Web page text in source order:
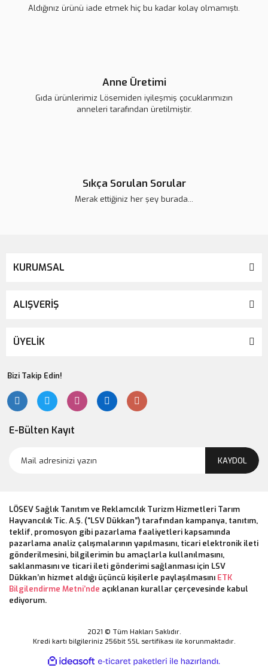
Aldığınız ürünü iade etmek hiç bu kadar kolay olmamıştı.
Anne Üretimi
Gıda ürünlerimiz Lösemiden iyileşmiş çocuklarımızın
anneleri tarafından üretilmiştir.
Sıkça Sorulan Sorular
Merak ettiğiniz her şey burada...
KURUMSAL
ALIŞVERİŞ
ÜYELİK
Bizi Takip Edin!
E-Bülten Kayıt
KAYDOL
LÖSEV Sağlık Tanıtım ve Reklamcılık Turizm Hizmetleri Tarım
Hayvancılık Tic. A.Ş. (“LSV Dükkan”) tarafından kampanya, tanıtım,
teklif, promosyon gibi pazarlama faaliyetleri kapsamında
pazarlama analiz çalışmalarının yapılmasını, ticari elektronik ileti
gönderilmesini, bilgilerimin bu amaçlarla kullanılmasını,
saklanmasını ve ticari ileti gönderimi sağlanması için LSV
Dükkan’ın hizmet aldığı üçüncü kişilerle paylaşılmasını ETK
Bilgilendirme Metni’nde açıklanan kurallar çerçevesinde kabul
ediyorum.
2021 © Tüm Hakları Saklıdır.
Kredi kartı bilgileriniz 256bit SSL sertifikası ile korunmaktadır.
ideasoft e-